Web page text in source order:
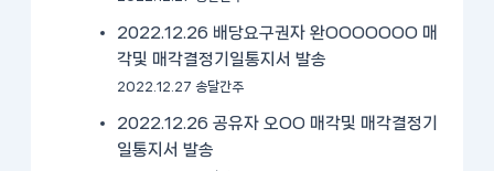
2022.12.26 배당요구권자 완OOOOOOO 매
각및 매각결정기일통지서 발송
2022.12.27 송달간주
2022.12.26 공유자 오OO 매각및 매각결정기
일통지서 발송